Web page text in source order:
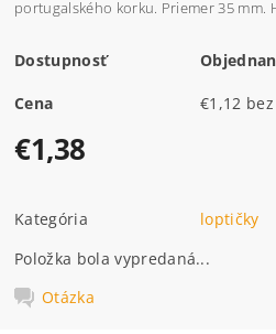
portugalského korku. Priemer 35 mm.
Dostupnosť
Cena €1,12
€1,38
Kategória
loptičky
Položka bola vypredaná...
Otázka